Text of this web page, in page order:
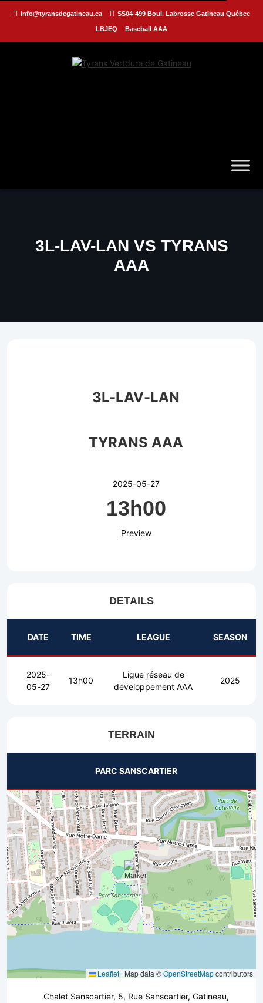
info@tyransdegatineau.ca SS04-499 Boul. Labrosse Gatineau Québec
LBJEQ Baseball AAA
3L-LAV-LAN VS TYRANS
AAA
3L-LAV-LAN
TYRANS AAA
2025-05-27
13h00
Preview
DETAILS
DATE TIME LEAGUE SEASON
2025-
05-27
13h00
Ligue réseau de
développement AAA
2025
TERRAIN
PARC SANSCARTIER
Leaflet | Map data ©OpenStreetMapcontributors
Chalet Sanscartier, 5, Rue Sanscartier, Gatineau,